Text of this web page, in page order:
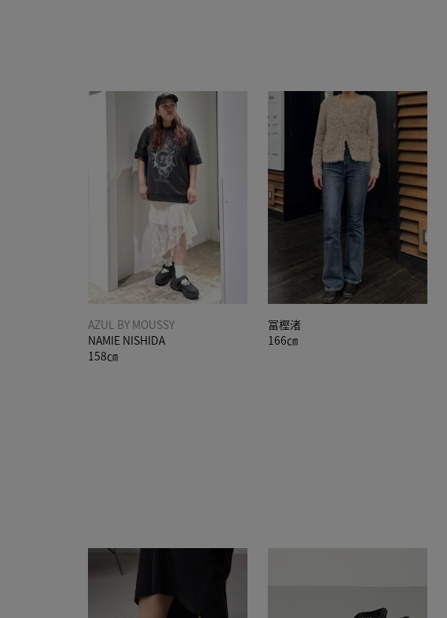
AZUL BY MOUSSY
NAMIE NISHIDA
158㎝
冨樫渚
166㎝